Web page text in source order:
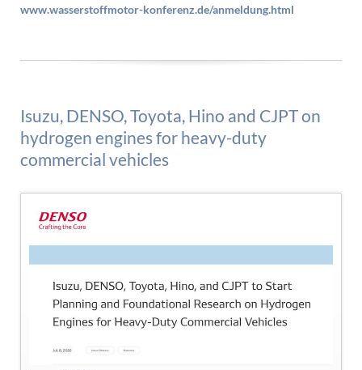
www.wasserstoffmotor-konferenz.de/anmeldung.html
Isuzu, DENSO, Toyota, Hino and CJPT on
hydrogen engines for heavy-duty
commercial vehicles